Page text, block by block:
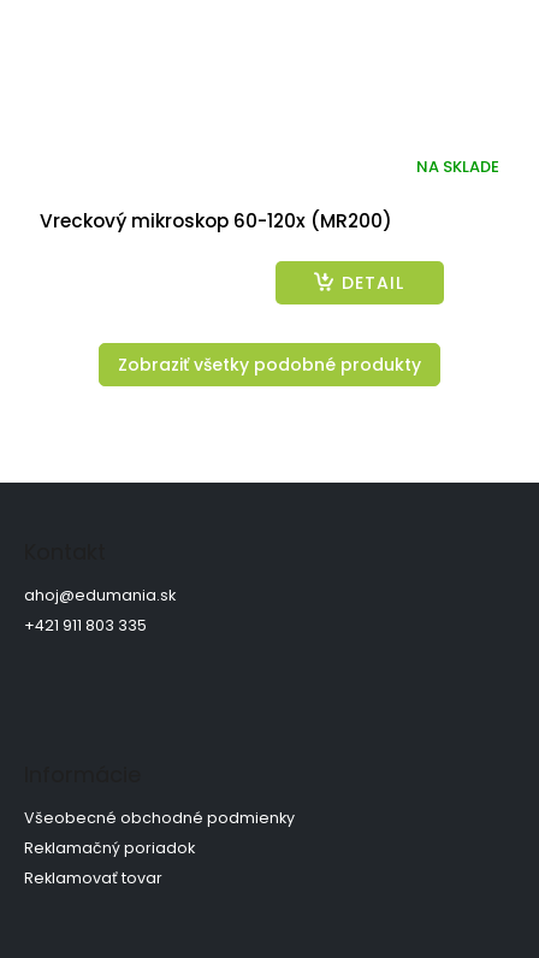
Vreckový mikroskop 60-120x (MR200)
NA SKLADE
DETAIL
Zobraziť všetky podobné produkty
Z
ahoj@edumania.sk
+421 911 803 335
Všeobecné obchodné podmienky
Reklamačný poriadok
Reklamovať tovar